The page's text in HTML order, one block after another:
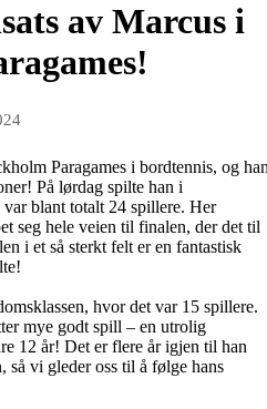
av Marcus i
Paragames i bordtennis, og
På lørdag spilte han i
var blant totalt 24 spillere. Her
seg hele veien til finalen, der det til
i et så sterkt felt er en fantastisk
hvor det var 15 spillere.
mye godt spill – en utrolig
12 år! Det er flere år igjen til han
så vi gleder oss til å følge hans